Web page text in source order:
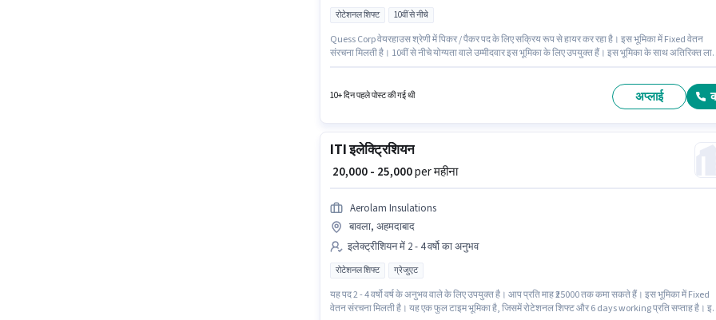
रोटेशनल शिफ्ट 10वीं से नीचे
Quess Corp वेयरहाउस श्रेणी में पिकर / पैकर पद के लिए सक्रिय रूप से हायर कर रहा है। इस भूमिका में Fixed वेतन
संरचना मिलती है। 10वीं से नीचे योग्यता वाले उम्मीदवार इस भूमिका के लिए उपयुक्त हैं। इस भूमिका के साथ अतिरिक्त
10+ दिन पहले पोस्ट की गई थी अप्लाई
ITI इलेक्ट्रिशियन
₹ 20,000 - 25,000per महीना
Aerolam Insulations
बावला, अहमदाबाद
इलेक्ट्रीशियन में 2 - 4 वर्षो का अनुभव
रोटेशनल शिफ्ट ग्रेजुएट
यह पद 2 - 4 वर्षो वर्ष के अनुभव वाले के लिए उपयुक्त है। आप प्रति माह ₹25000 तक कमा सकते हैं। इस भूमिका में Fixed
वेतन संरचना मिलती है। यह एक फुल टाइम भूमिका है, जिसमें रोटेशनल शिफ्ट और 6 days working प्रति सप्ताह है।